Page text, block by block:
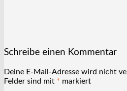
Schreibe einen Kommentar
Deine E-Mail-Adresse wird nicht
Felder sind mit * markiert